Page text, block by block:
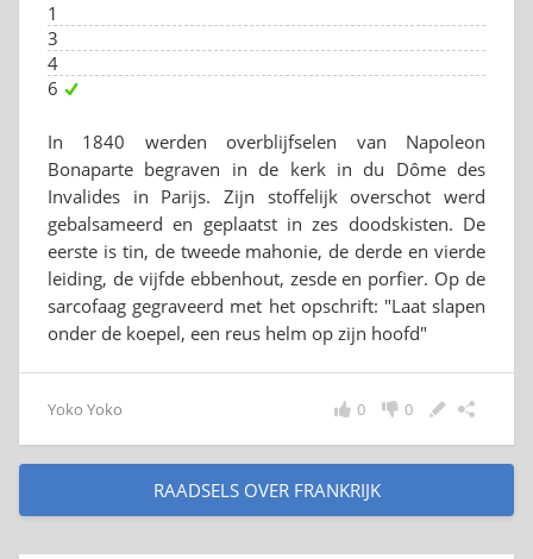
1
3
4
6
In 1840 werden overblijfselen van Napoleon
Bonaparte begraven in de kerk in du Dôme des
Invalides in Parijs. Zijn stoffelijk overschot werd
gebalsameerd en geplaatst in zes doodskisten. De
eerste is tin, de tweede mahonie, de derde en vierde
leiding, de vijfde ebbenhout, zesde en porfier. Op de
sarcofaag gegraveerd met het opschrift: "Laat slapen
onder de koepel, een reus helm op zijn hoofd"
Yoko Yoko 0
0
RAADSELS OVER FRANKRIJK